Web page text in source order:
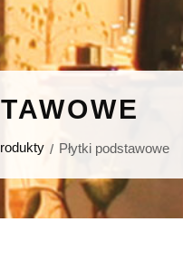
Płytki podstawowe